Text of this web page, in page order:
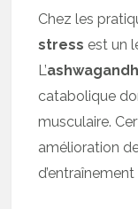
Chez les
stress est un
L’
catabolique
musculaire.
amélioration